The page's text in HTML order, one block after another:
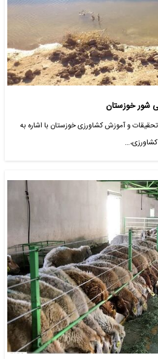
شور خوزستان
و آموزش کشاورزی خوزستان با اشاره به